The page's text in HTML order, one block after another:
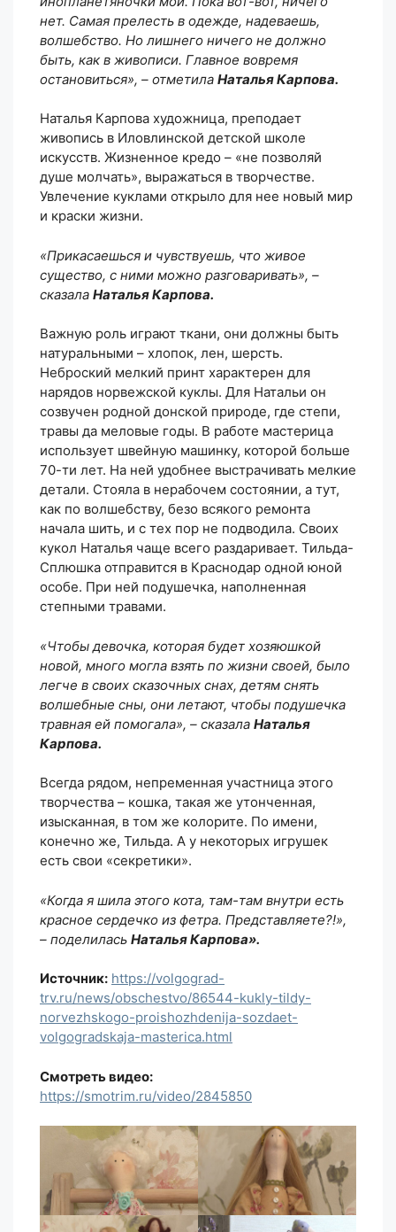
нет. Самая прелесть в одежде, надеваешь,
волшебство. Но лишнего ничего не должно
быть, как в живописи. Главное вовремя
остановиться», – отметила Наталья Карпова.
Наталья Карпова художница, преподает
живопись в Иловлинской детской школе
искусств. Жизненное кредо – «не позволяй
душе молчать», выражаться в творчестве.
Увлечение куклами открыло для нее новый мир
и краски жизни.
«Прикасаешься и чувствуешь, что живое
существо, с ними можно разговаривать», –
сказала Наталья Карпова.
Важную роль играют ткани, они должны быть
натуральными – хлопок, лен, шерсть.
Неброский мелкий принт характерен для
нарядов норвежской куклы. Для Натальи он
созвучен родной донской природе, где степи,
травы да меловые годы. В работе мастерица
использует швейную машинку, которой больше
70-ти лет. На ней удобнее выстрачивать мелкие
детали. Стояла в нерабочем состоянии, а тут,
как по волшебству, безо всякого ремонта
начала шить, и с тех пор не подводила. Своих
кукол Наталья чаще всего раздаривает. Тильда-
Сплюшка отправится в Краснодар одной юной
особе. При ней подушечка, наполненная
степными травами.
«Чтобы девочка, которая будет хозяюшкой
новой, много могла взять по жизни своей, было
легче в своих сказочных снах, детям снять
волшебные сны, они летают, чтобы подушечка
травная ей помогала», – сказала Наталья
Карпова.
Всегда рядом, непременная участница этого
творчества – кошка, такая же утонченная,
изысканная, в том же колорите. По имени,
конечно же, Тильда. А у некоторых игрушек
есть свои «секретики».
«Когда я шила этого кота, там-там внутри есть
красное сердечко из фетра. Представляете?!»,
– поделилась Наталья Карпова».
Источник: https://volgograd-
trv.ru/news/obschestvo/86544-kukly-tildy-
norvezhskogo-proishozhdenija-sozdaet-
volgogradskaja-masterica.html
Смотреть видео:
https://smotrim.ru/video/2845850